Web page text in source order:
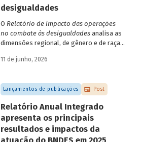
desigualdades
O Relatório de impacto das operações
no combate às desigualdadesanalisa as
dimensões regional, de gênero e de raça,
desigualdade de renda no Brasil, no
BNDES.
11 de junho, 2026
Lançamentos de publicações Post
Relatório Anual Integrado
apresenta os principais
resultados e impactos da